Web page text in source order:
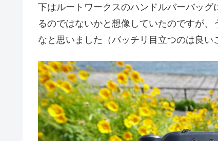
下はルートワークスのハンドルバーバッ
るのではないかと想像していたのですが
なと思いました（バッチリ目立つのは良い